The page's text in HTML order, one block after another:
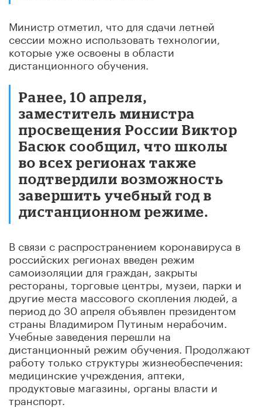
Министр отметил, что для сдачи летней
сессии можно использовать технологии,
которые уже освоены в области
дистанционного обучения.
Ранее, 10 апреля,
заместитель министра
просвещения России Виктор
Басюк сообщил, что школы
во всех регионах также
подтвердили возможность
завершить учебный год в
дистанционном режиме.
В связи с распространением коронавируса в
российских регионах введен режим
самоизоляции для граждан, закрыты
рестораны, торговые центры, музеи, парки и
другие места массового скопления людей, а
период до 30 апреля объявлен президентом
страны Владимиром Путиным нерабочим.
Учебные заведения перешли на
дистанционный режим обучения. Продолжают
работу только структуры жизнеобеспечения:
медицинские учреждения, аптеки,
продуктовые магазины, органы власти и
транспорт.